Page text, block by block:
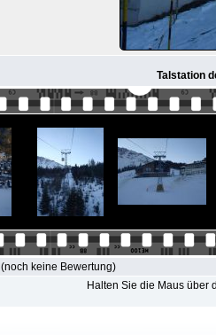
Talstation
(noch keine Bewertung)
Halten Sie die Maus über